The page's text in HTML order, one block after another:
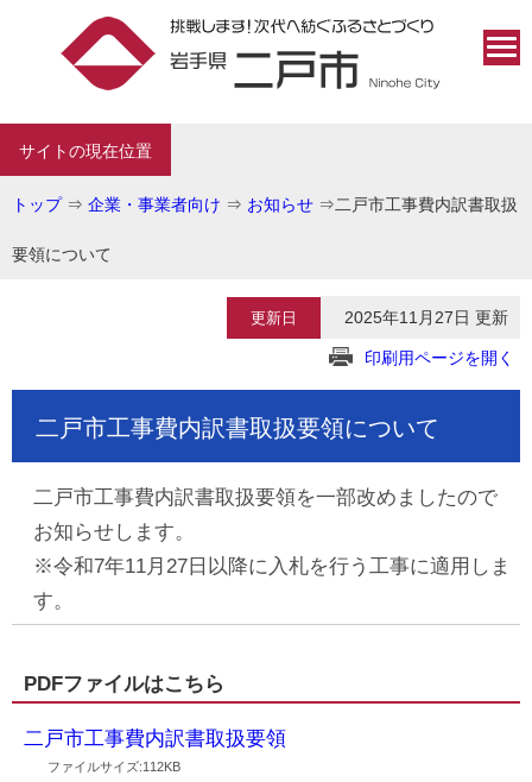
サイトの現在位置
トップ⇒ 企業・事業者向け ⇒ お知らせ ⇒二戸市工事費内訳書取扱
要領について
更新日 2025年11月27日 更新
印刷用ページを開く
二戸市工事費内訳書取扱要領について
二戸市工事費内訳書取扱要領を一部改めましたので
お知らせします。
※令和7年11月27日以降に入札を行う工事に適用しま
す。
PDFファイルはこちら
二戸市工事費内訳書取扱要領
ファイルサイズ:112KB